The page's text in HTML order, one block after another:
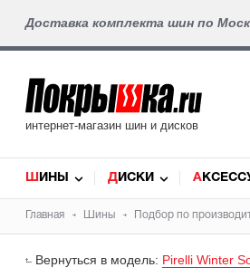
Доставка комплекта шин по
интернет-магазин шин и дисков
ШИНЫ ДИСКИ
Главная Шины Подбор по
Вернуться в модель: Pirelli Winter